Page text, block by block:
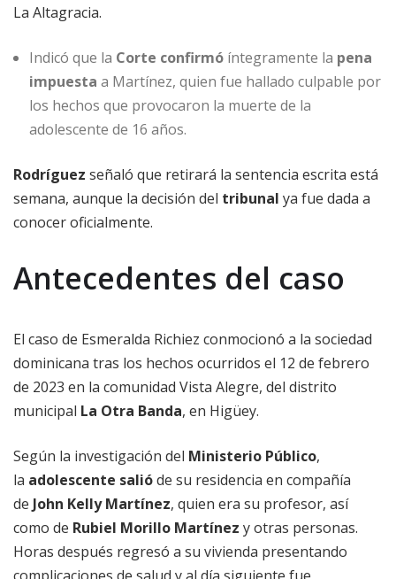
La Altagracia.
Indicó que la Corte confirmó íntegramente la pena
impuesta a Martínez, quien fue hallado culpable por
los hechos que provocaron la muerte de la
adolescente de 16 años.
Rodríguez señaló que retirará la sentencia escrita está
semana, aunque la decisión del tribunal ya fue dada a
conocer oficialmente.
Antecedentes del caso
El caso de Esmeralda Richiez conmocionó a la sociedad
dominicana tras los hechos ocurridos el 12 de febrero
de 2023 en la comunidad Vista Alegre, del distrito
municipal La Otra Banda, en Higüey.
Según la investigación del Ministerio Público,
la adolescente salióde su residencia en compañía
de John Kelly Martínez, quien era su profesor, así
como de Rubiel Morillo Martínez y otras personas.
Horas después regresó a su vivienda presentando